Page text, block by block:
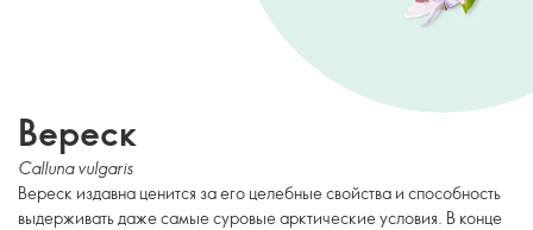
Вереск
Calluna vulgaris
Вереск издавна ценится за его целебные свойства и способность
выдерживать даже самые суровые арктические условия. В конце